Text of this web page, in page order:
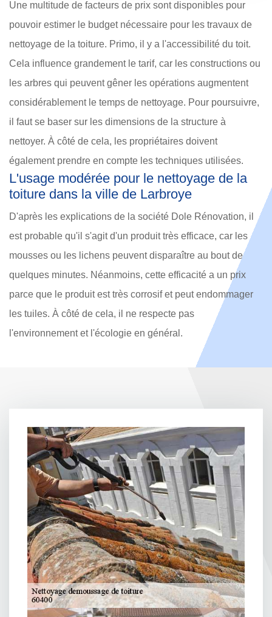
Une multitude de facteurs de prix sont disponibles pour
pouvoir estimer le budget nécessaire pour les travaux de
nettoyage de la toiture. Primo, il y a l'accessibilité du toit.
Cela influence grandement le tarif, car les constructions ou
les arbres qui peuvent gêner les opérations augmentent
considérablement le temps de nettoyage. Pour poursuivre,
il faut se baser sur les dimensions de la structure à
nettoyer. À côté de cela, les propriétaires doivent
également prendre en compte les techniques utilisées.
L'usage modérée pour le nettoyage de la
toiture dans la ville de Larbroye
D'après les explications de la société Dole Rénovation, il
est probable qu'il s'agit d'un produit très efficace, car les
mousses ou les lichens peuvent disparaître au bout de
quelques minutes. Néanmoins, cette efficacité a un prix
parce que le produit est très corrosif et peut endommager
les tuiles. À côté de cela, il ne respecte pas
l'environnement et l'écologie en général.